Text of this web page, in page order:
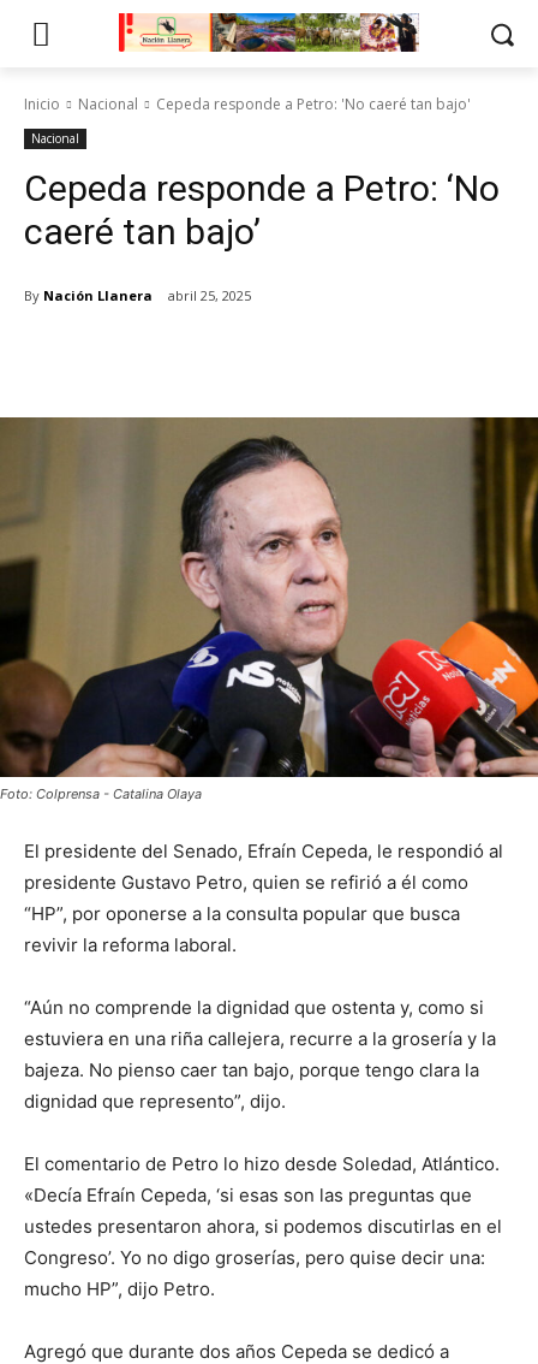
Inicio Nacional Cepeda responde a Petro: 'No caeré tan bajo'
Nacional
Cepeda responde a Petro: ‘No
caeré tan bajo’
By Nación Llanera abril 25, 2025
Foto: Colprensa - Catalina Olaya
El presidente del Senado, Efraín Cepeda, le respondió al
presidente Gustavo Petro, quien se refirió a él como
“HP”, por oponerse a la consulta popular que busca
revivir la reforma laboral.
“Aún no comprende la dignidad que ostenta y, como si
estuviera en una riña callejera, recurre a la grosería y la
bajeza. No pienso caer tan bajo, porque tengo clara la
dignidad que represento”, dijo.
El comentario de Petro lo hizo desde Soledad, Atlántico.
«Decía Efraín Cepeda, ‘si esas son las preguntas que
ustedes presentaron ahora, si podemos discutirlas en el
Congreso’. Yo no digo groserías, pero quise decir una:
mucho HP”, dijo Petro.
Agregó que durante dos años Cepeda se dedicó a